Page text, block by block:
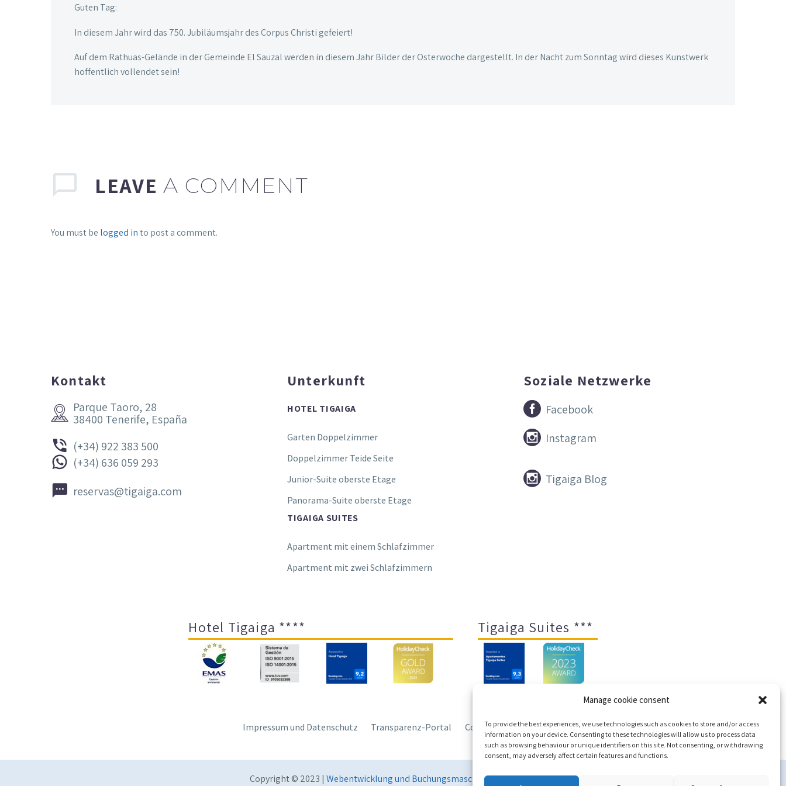
Manage cookie consent
To provide the best experiences, we use technologies such as cookies to store and/or access
information on your device. Consenting to these technologies will allow us to process data
such as browsing behaviour or unique identifiers on this site. Not consenting, or withdrawing
consent, may adversely affect certain features and functions.
Guten Tag:
In diesem Jahr wird das 750. Jubiläumsjahr des Corpus Christi gefeiert!
Auf dem Rathuas-Gelände in der Gemeinde El Sauzal werden in diesem Jahr Bilder der Osterwoche dargestellt. In der Nacht zum Sonntag wird dieses Kunstwerk
hoffentlich vollendet sein!
LEAVE A COMMENT
You must be logged into post a comment.
Kontakt

 Parque Taoro, 28
38400 Tenerife, España

 (+34) 922 383 500

 (+34) 636 059 293

 reservas@tigaiga.com
Unterkunft
HOTEL TIGAIGA
Garten Doppelzimmer
Doppelzimmer Teide Seite
Junior-Suite oberste Etage
Panorama-Suite oberste Etage
TIGAIGA SUITES
Apartment mit einem Schlafzimmer
Apartment mit zwei Schlafzimmern
Soziale Netzwerke

 Facebook

 Instagram

 Tigaiga Blog
Hotel Tigaiga **** Tigaiga Suites ***
Impressum und Datenschutz Transparenz-Portal Cookies Sitemap
Copyright © 2023 | Webentwicklung und Buchungsmaschine Conectatec